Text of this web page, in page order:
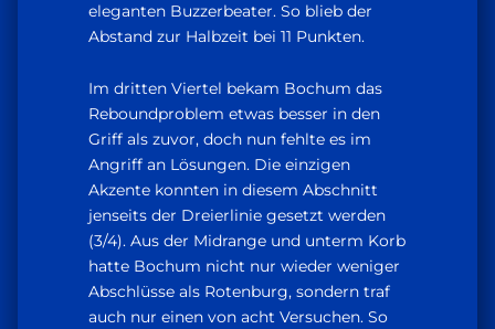
eleganten Buzzerbeater. So blieb der
Abstand zur Halbzeit bei 11 Punkten.
Im dritten Viertel bekam Bochum das
Reboundproblem etwas besser in den
Griff als zuvor, doch nun fehlte es im
Angriff an Lösungen. Die einzigen
Akzente konnten in diesem Abschnitt
jenseits der Dreierlinie gesetzt werden
(3/4). Aus der Midrange und unterm Korb
hatte Bochum nicht nur wieder weniger
Abschlüsse als Rotenburg, sondern traf
auch nur einen von acht Versuchen. So